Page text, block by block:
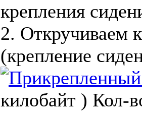
крепления
2. Откручиваем
(крепление
килобайт ) Кол-